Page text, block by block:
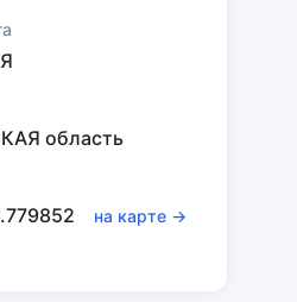
область
на карте →